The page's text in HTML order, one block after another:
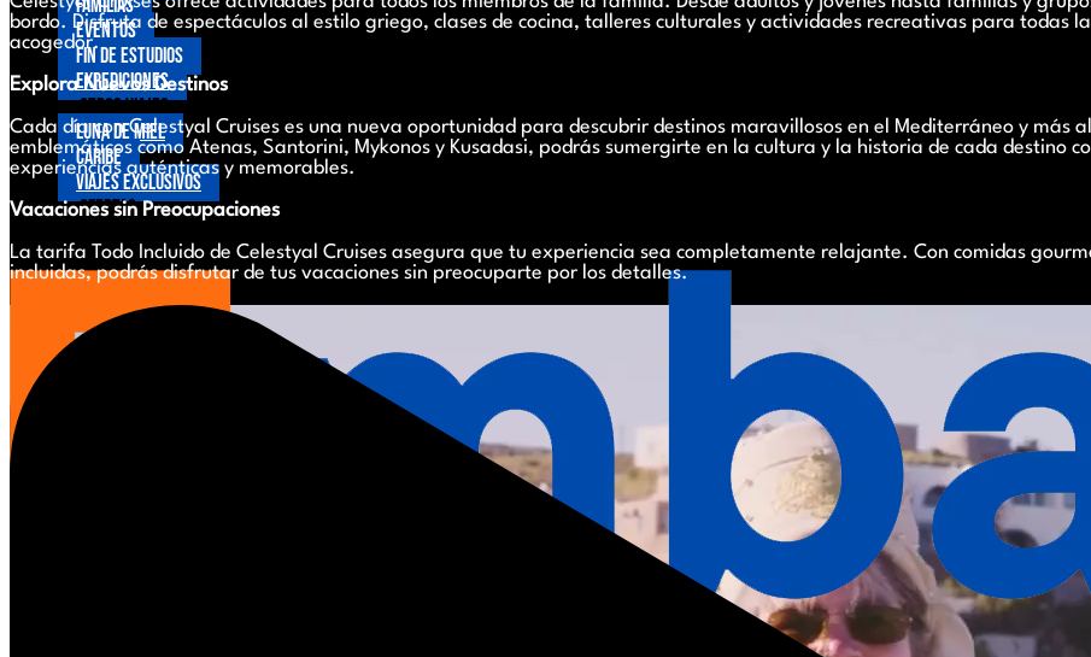
Familias
Eventos
Fin de Estudios
Expediciones
Otros viajes
Luna de Miel
Caribe
Viajes exclusivos
Ofertas
bordo. Disfruta de espectáculos al estilo griego, clases de cocina, talleres culturales y actividades recreativas para todas
acogedor.
Explora Nuevos Destinos
Cada día con Celestyal Cruises es una nueva oportunidad para descubrir destinos maravillosos en el Mediterráneo y más
emblemáticos como Atenas, Santorini, Mykonos y Kusadasi, podrás sumergirte en la cultura y la historia de cada destino
experiencias auténticas y memorables.
Vacaciones sin Preocupaciones
La tarifa Todo Incluido de Celestyal Cruises asegura que tu experiencia sea completamente relajante. Con comidas
incluidas, podrás disfrutar de tus vacaciones sin preocuparte por los detalles.